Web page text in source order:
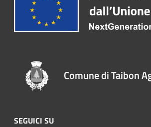
Comune di Taibon
SEGUICI SU